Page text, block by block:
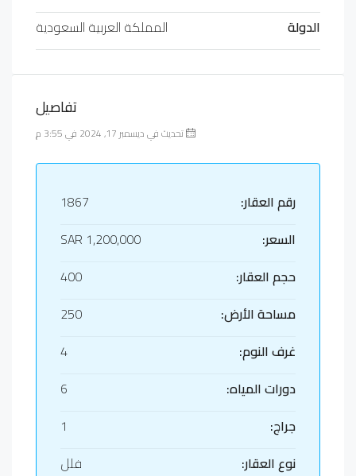
الدولة
المملكة العربية السعودية
تفاصيل
تحديث في ديسمبر 17, 2024 في 3:55 م
رقم العقار:
1867
السعر:
SAR 1,200,000
حجم العقار:
400
مساحة الأرض:
250
غرف النوم:
4
دورات المياه:
6
جراج:
1
نوع العقار:
فلل